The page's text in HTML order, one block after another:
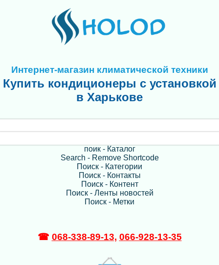
Интернет-магазин климатической техники
Купить кондиционеры с установкой
в Харькове
поик - Каталог
Search - Remove Shortcode
Поиск - Категории
Поиск - Контакты
Поиск - Контент
Поиск - Ленты новостей
Поиск - Метки
☎ 068-338-89-13, 066-928-13-35